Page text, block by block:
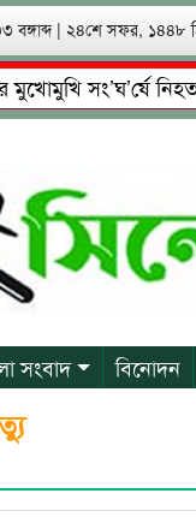
বঙ্গাব্দ | ২৪শে সফর, ১৪৪৮
সং’ঘ’র্ষে নিহত ৯
গ্রেপ্তারের দাবি
সংবাদ বিনোদন